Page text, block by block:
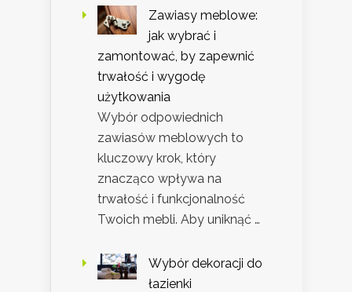
Zawiasy meblowe:
jak wybrać i
zamontować, by zapewnić
trwałość i wygodę
użytkowania
Wybór odpowiednich
zawiasów meblowych to
kluczowy krok, który
znacząco wpływa na
trwałość i funkcjonalność
Twoich mebli. Aby uniknąć …
Wybór dekoracji do
łazienki